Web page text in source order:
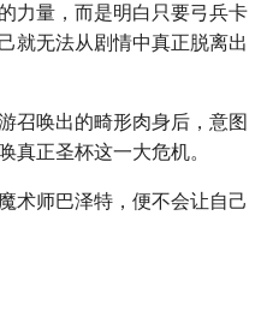
力量，而是明白只要弓兵卡
就无法从剧情中真正脱离出
召唤出的畸形肉身后，意图
真正圣杯这一大危机。
术师巴泽特，便不会让自己